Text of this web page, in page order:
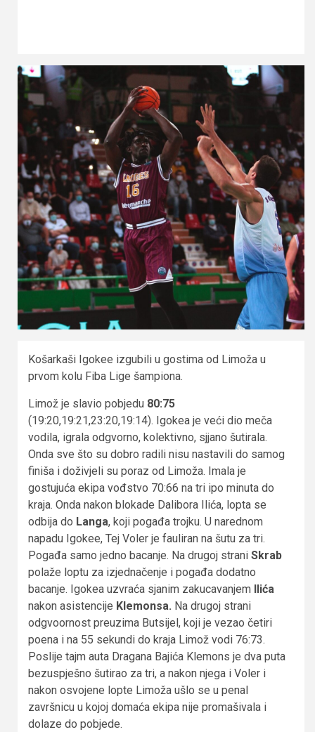
Košarkaši Igokee izgubili u gostima od Limoža u
prvom kolu Fiba Lige šampiona.
Limož je slavio pobjedu 80:75
(19:20,19:21,23:20,19:14). Igokea je veći dio meča
vodila, igrala odgvorno, kolektivno, sjjano šutirala.
Onda sve što su dobro radili nisu nastavili do samog
finiša i doživjeli su poraz od Limoža. Imala je
gostujuća ekipa vođstvo 70:66 na tri ipo minuta do
kraja. Onda nakon blokade Dalibora Ilića, lopta se
odbija do Langa, koji pogađa trojku. U narednom
napadu Igokee, Tej Voler je fauliran na šutu za tri.
Pogađa samo jedno bacanje. Na drugoj strani Skrab
polaže loptu za izjednačenje i pogađa dodatno
bacanje. Igokea uzvraća sjanim zakucavanjem Ilića
nakon asistencije Klemonsa. Na drugoj strani
odgvoornost preuzima Butsijel, koji je vezao četiri
poena i na 55 sekundi do kraja Limož vodi 76:73.
Poslije tajm auta Dragana Bajića Klemons je dva puta
bezuspješno šutirao za tri, a nakon njega i Voler i
nakon osvojene lopte Limoža ušlo se u penal
završnicu u kojoj domaća ekipa nije promašivala i
dolaze do pobjede.